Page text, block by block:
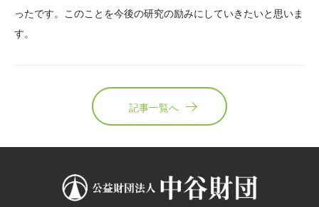
ったです。このことを今後の研究の励みにしていきたいと思いま
す。
記事一覧へ